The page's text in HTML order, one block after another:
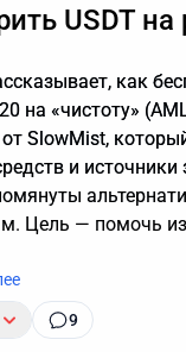
кредиты,
почему стоит
USDT на
как
на «чистоту»
SlowMist,
и
Цель — помочь
9